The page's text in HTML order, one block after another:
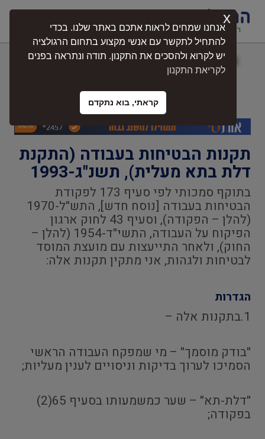
תקנות הבטיחות בעבודה (התקנת דלת
בתא מעלית), תשנ"ג-1993
תקנות הבטיחות בעבודה (התקנת
דלת בתא מעלית), תשנ"ג-1993
בתוקף סמכותי לפי סעיף 173 לפקודת
הבטיחות בעבודה [נוסח חדש], התש"ל-1970
(להלן – הפקודה), וסעיף 43 לחוק ארגון
הפיקוח על העבודה, התשי"ד-1954 (להלן –
החוק), ולאחר התייעצות עם מועצת המוסד
לבטיחות ולגהות, אני מתקין תקנות אלה:
הגדרות
1.בתקנות אלה –
"בודק מוסמך" – מי שמפקח העבודה הראשי
הסמיכו לערוך בדיקות וניסויים לענין מעליות;
"דלת-תא" – שער כמשמעותו בסעיף 65(2)
בפקודה;
אנחנו שמחים לראות אתכם באתר שלנו. בכדי
להתחיל לתקשר עם אנשי מקצוע בתחום הרגולציה
יש לקרוא ולהסכים את התקנון. תודה ונתראה בפנים
לקריאת התקנון
קראתי, בוא נתקדם
x